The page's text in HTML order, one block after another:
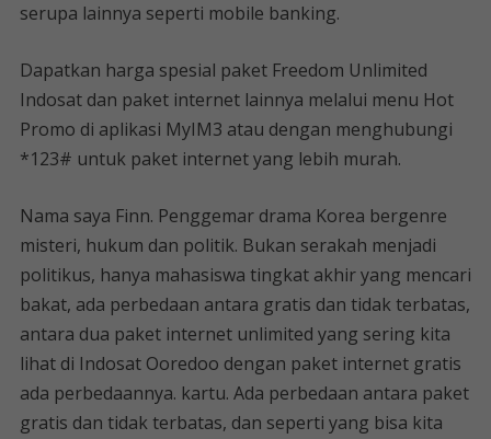
serupa lainnya seperti mobile banking.
Dapatkan harga spesial paket Freedom Unlimited
Indosat dan paket internet lainnya melalui menu Hot
Promo di aplikasi MyIM3 atau dengan menghubungi
*123# untuk paket internet yang lebih murah.
Nama saya Finn. Penggemar drama Korea bergenre
misteri, hukum dan politik. Bukan serakah menjadi
politikus, hanya mahasiswa tingkat akhir yang mencari
bakat, ada perbedaan antara gratis dan tidak terbatas,
antara dua paket internet unlimited yang sering kita
lihat di Indosat Ooredoo dengan paket internet gratis
ada perbedaannya. kartu. Ada perbedaan antara paket
gratis dan tidak terbatas, dan seperti yang bisa kita